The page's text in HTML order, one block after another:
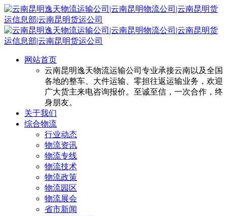
网站首页
云南昆明逸天物流运输公司专业承接云南以及全国
各地的整车、大件运输、零担往返运输业务，欢迎
广大货主来电咨询报价。至诚至信，一次合作，终
身朋友。
关于我们
综合物流
行业动态
物流资讯
物流专线
物流技术
物流政策
物流园区
物流展会
省市新闻